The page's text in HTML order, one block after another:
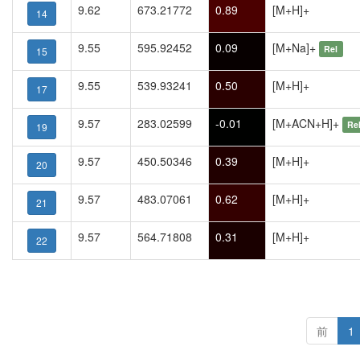
14 9.62 673.21772 0.89 [M+H]+
15 9.55 595.92452 0.09 [M+Na]+ Rel
17 9.55 539.93241 0.50 [M+H]+
19 9.57 283.02599 -0.01 [M+ACN+H]+
20 9.57 450.50346 0.39 [M+H]+
21 9.57 483.07061 0.62 [M+H]+
22 9.57 564.71808 0.31 [M+H]+
前 1